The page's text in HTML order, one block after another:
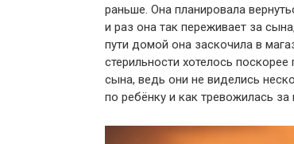
раньше. Она планировала
и раз она так переживает за
пути домой она заскочила в
стерильности хотелось
сына, ведь они не виделись
по ребёнку и как тревожилась за